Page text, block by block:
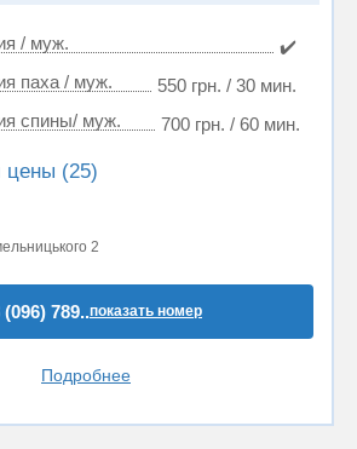
/ муж.
✔️
паха / муж.
550 грн. / 30 мин.
спины/ муж.
700 грн. / 60 мин.
цены (25)
2
(096) 789..показать номер
Подробнее